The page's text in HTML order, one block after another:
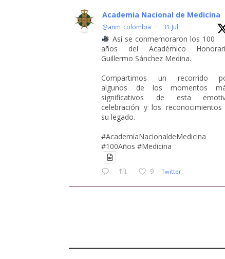
Academia Nacional de Medicina
@anm_colombia · 31 Jul
Así se conmemoraron los 100
años del Académico
Guillermo Sánchez Medina.
Compartimos un recorrido
algunos de los momentos
significativos de esta
celebración y los reconocimientos
su legado.
#AcademiaNacionaldeMedicina
#100Años #Medicina
9 Twitter
cirugía?